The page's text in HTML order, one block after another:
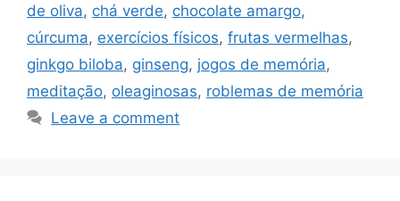
de oliva, chá verde, chocolate amargo,
cúrcuma, exercícios físicos, frutas vermelhas,
ginkgo biloba, ginseng, jogos de memória,
meditação, oleaginosas, roblemas de memória
Leave a comment